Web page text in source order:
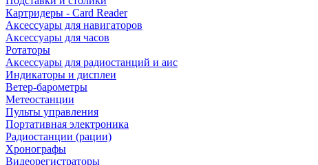
Картридеры - Card Reader
Аксессуары для навигаторов
Аксессуары для часов
Ротаторы
Аксессуары для радиостанций и аис
Индикаторы и дисплеи
Ветер-барометры
Метеостанции
Пульты управления
Портативная электроника
Радиостанции (рации)
Хронографы
Видеорегистраторы